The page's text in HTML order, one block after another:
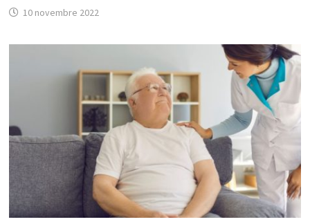
10 novembre 2022